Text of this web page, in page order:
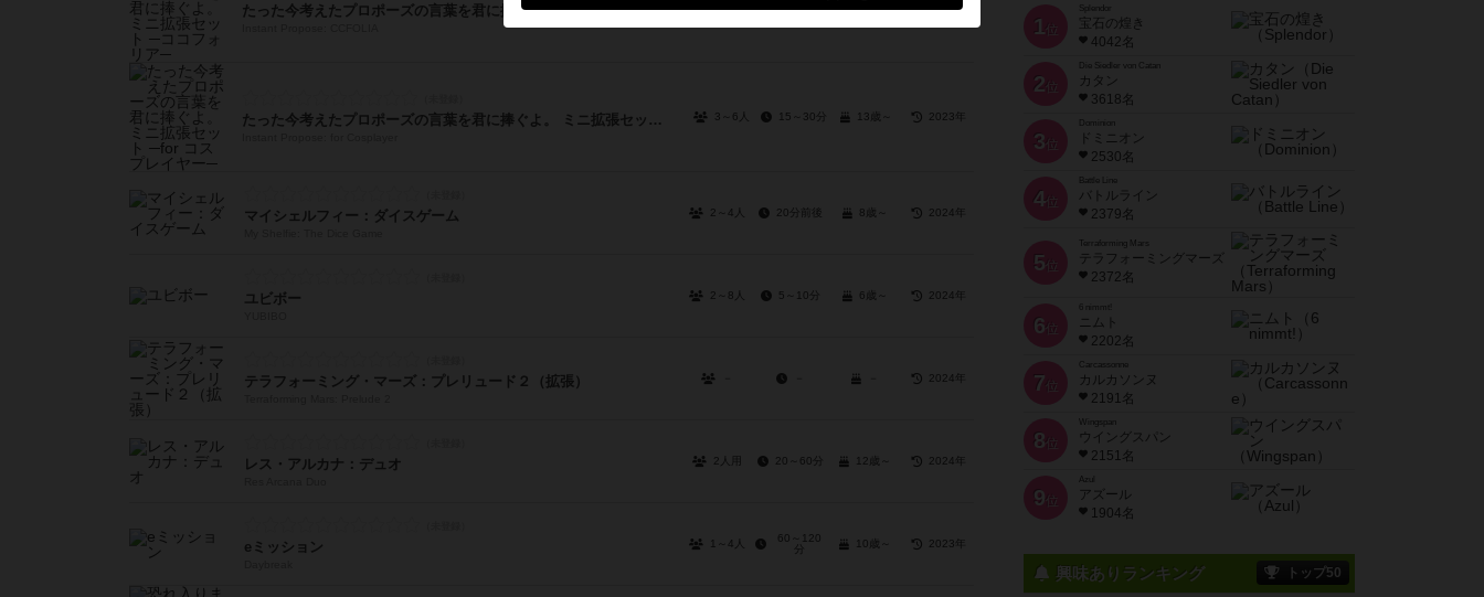
たった今考えたプロポーズの言葉を君に捧ぐよ。ミニ拡張セット ─ココフォリア─ 2023年
たった今考えたプロポーズの言葉を君に捧ぐよ。 ミニ拡張セット ─for コスプレイヤー─ 3～6人 15～30分 13歳～ 2023年
マイシェルフィー：ダイスゲーム 2～4人 20分前後 8歳～ 2024年
ユビボー 2～8人 5～10分 6歳～ 2024年
テラフォーミング・マーズ：プレリュード２（拡張） 2024年
レス・アルカナ：デュオ 2人用 20～60分 12歳～ 2024年
eミッション 1～4人
60～120
分
10歳～ 2023年
1 位
宝石の煌き
4042名
2 位
Die Siedler von Catan
カタン
3618名
3 位
ドミニオン
2530名
4位
Battle Line
バトルライン
2379名
5 位
Terraforming Mars
テラフォーミングマーズ
2372名
6 位
ニムト
2202名
7 位
Carcassonne
カルカソンヌ
2191名
8 位
Wingspan
ウイングスパン
2151名
9 位
Azul
アズール
1904名
興味ありランキング トップ50